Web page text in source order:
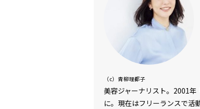
（c）青柳理都子
美容ジャーナリスト。2001年
に。現在はフリーランスで活